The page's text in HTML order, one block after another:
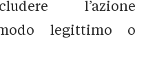
l’azione
legittimo o